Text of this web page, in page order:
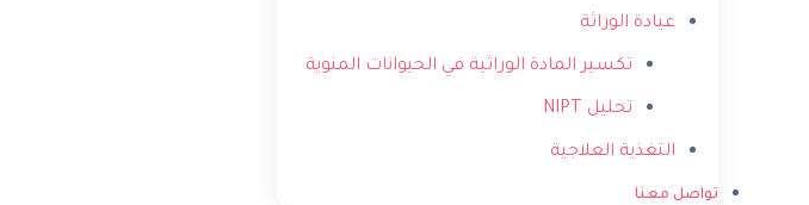
عيادة الوراثة
تكسير المادة الوراثية في الحيوانات المنوية
تحليل NIPT
التغذية العلاجية
تواصل معنا